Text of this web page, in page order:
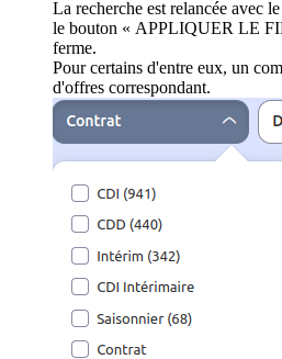
La recherche est relancée avec
le bouton « APPLIQUER LE
ferme.
Pour certains d'entre eux, un
d'offres correspondant.